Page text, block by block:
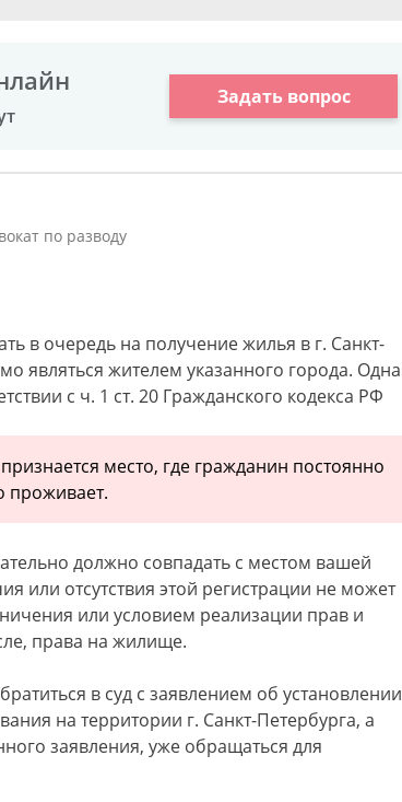
Задать вопрос
по разводу
в очередь на получение жилья в г. Санкт-
являться жителем указанного города.
с ч. 1 ст. 20 Гражданского кодекса РФ
место, где гражданин постоянно
проживает.
должно совпадать с местом вашей
или отсутствия этой регистрации не может
или условием реализации прав и
права на жилище.
в суд с заявлением об установлении
на территории г. Санкт-Петербурга, а
заявления, уже обращаться для